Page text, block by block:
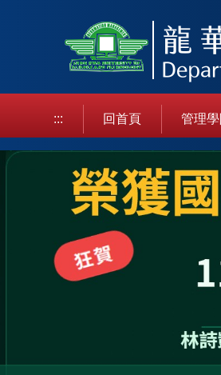
::: 回首頁 管理